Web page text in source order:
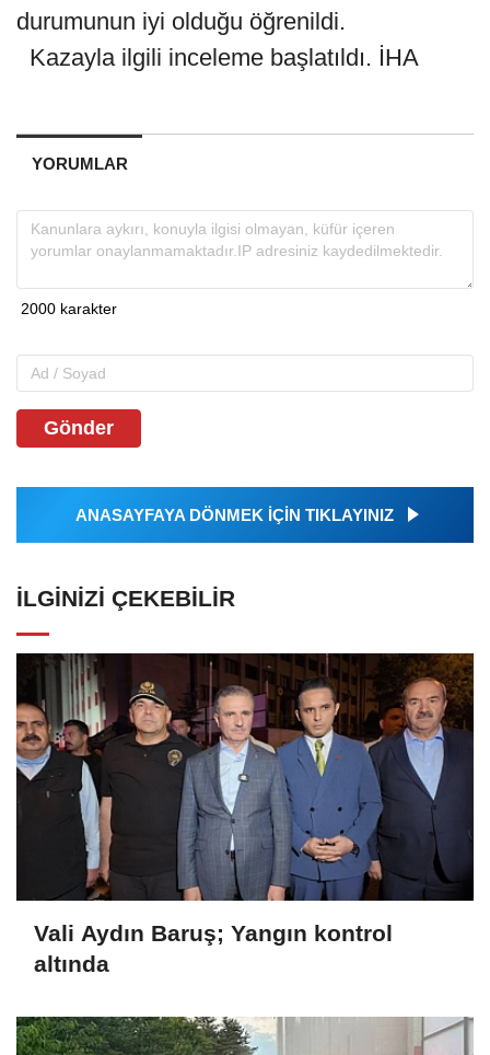
durumunun iyi olduğu öğrenildi.
Kazayla ilgili inceleme başlatıldı. İHA
YORUMLAR
Gönder
ANASAYFAYA DÖNMEK İÇİN TIKLAYINIZ
İLGINIZI ÇEKEBILIR
Vali Aydın Baruş; Yangın kontrol
altında